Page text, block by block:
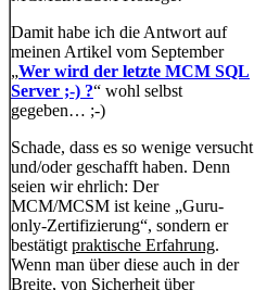
Damit habe ich die Antwort auf
meinen Artikel vom September
„Wer wird der letzte MCM SQL
Server ;-) ?“ wohl selbst
gegeben… ;-)
Schade, dass es so wenige versucht
und/oder geschafft haben. Denn
seien wir ehrlich: Der
MCM/MCSM ist keine „Guru-
only-Zertifizierung“, sondern er
bestätigt praktische Erfahrung.
Wenn man über diese auch in der
Breite, von Sicherheit über